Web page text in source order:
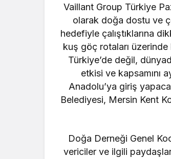
Vaillant Group Türkiye
olarak doğa dostu ve
hedefiyle çalıştıklarına
kuş göç rotaları
Türkiye’de değil,
etkisi ve kapsamını
Anadolu’ya giriş
Belediyesi, Mersin Kent
Doğa Derneği Genel
vericiler ve ilgili